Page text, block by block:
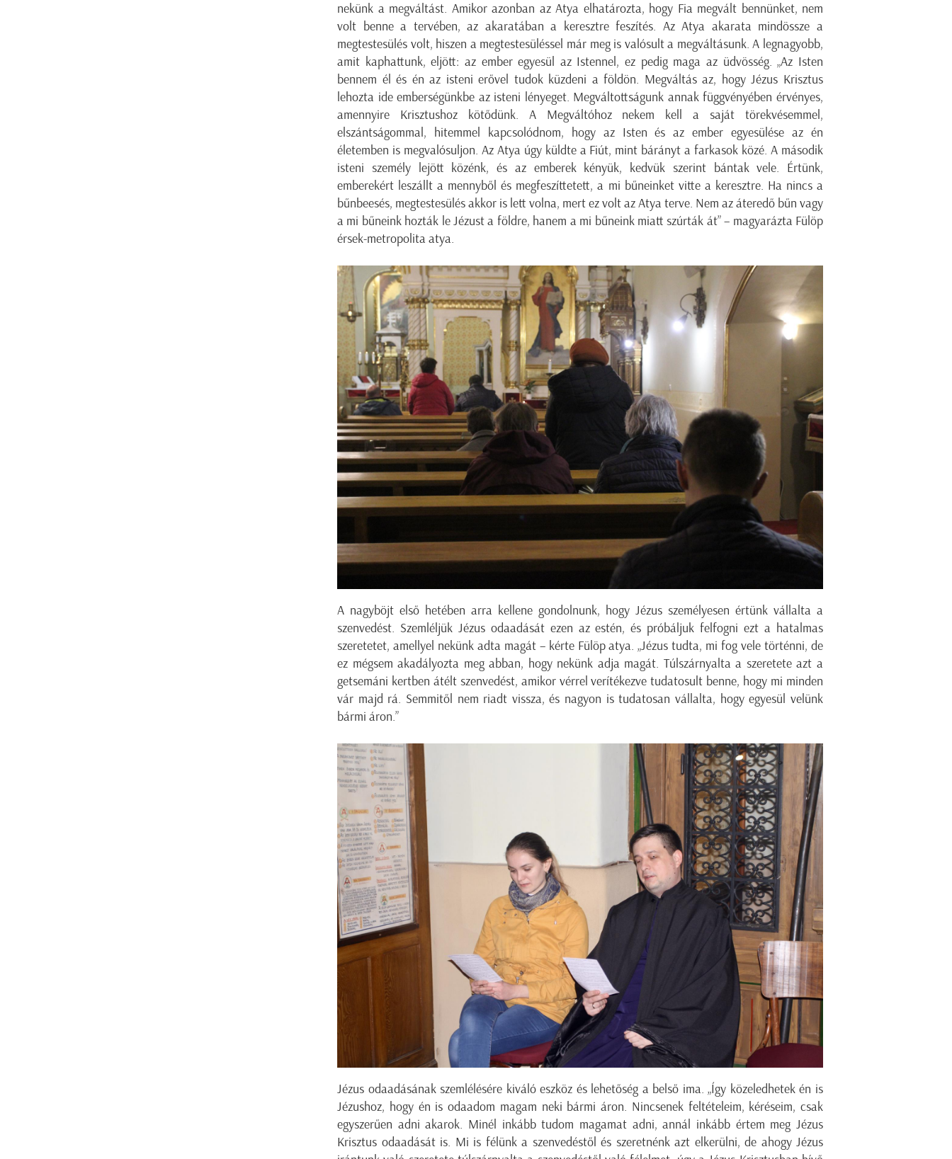
nekünk a megváltást. Amikor azonban az Atya elhatározta, hogy Fia megvált bennünket, nem
volt benne a tervében, az akaratában a keresztre feszítés. Az Atya akarata mindössze a
megtestesülés volt, hiszen a megtestesüléssel már meg is valósult a megváltásunk. A legnagyobb,
amit kaphattunk, eljött: az ember egyesül az Istennel, ez pedig maga az üdvösség. „Az Isten
bennem él és én az isteni erővel tudok küzdeni a földön. Megváltás az, hogy Jézus Krisztus
lehozta ide emberségünkbe az isteni lényeget. Megváltottságunk annak függvényében érvényes,
amennyire Krisztushoz kötődünk. A Megváltóhoz nekem kell a saját törekvésemmel,
elszántságommal, hitemmel kapcsolódnom, hogy az Isten és az ember egyesülése az én
életemben is megvalósuljon. Az Atya úgy küldte a Fiút, mint bárányt a farkasok közé. A második
isteni személy lejött közénk, és az emberek kényük, kedvük szerint bántak vele. Értünk,
emberekért leszállt a mennyből és megfeszíttetett, a mi bűneinket vitte a keresztre. Ha nincs a
bűnbeesés, megtestesülés akkor is lett volna, mert ez volt az Atya terve. Nem az áteredő bűn vagy
a mi bűneink hozták le Jézust a földre, hanem a mi bűneink miatt szúrták át” – magyarázta Fülöp
érsek-metropolita atya.
A nagyböjt első hetében arra kellene gondolnunk, hogy Jézus személyesen értünk vállalta a
szenvedést. Szemléljük Jézus odaadását ezen az estén, és próbáljuk felfogni ezt a hatalmas
szeretetet, amellyel nekünk adta magát – kérte Fülöp atya. „Jézus tudta, mi fog vele történni, de
ez mégsem akadályozta meg abban, hogy nekünk adja magát. Túlszárnyalta a szeretete azt a
getsemáni kertben átélt szenvedést, amikor vérrel verítékezve tudatosult benne, hogy mi minden
vár majd rá. Semmitől nem riadt vissza, és nagyon is tudatosan vállalta, hogy egyesül velünk
bármi áron.”
Jézus odaadásának szemlélésére kiváló eszköz és lehetőség a belső ima. „Így közeledhetek én is
Jézushoz, hogy én is odaadom magam neki bármi áron. Nincsenek feltételeim, kéréseim, csak
egyszerűen adni akarok. Minél inkább tudom magamat adni, annál inkább értem meg Jézus
Krisztus odaadását is. Mi is félünk a szenvedéstől és szeretnénk azt elkerülni, de ahogy Jézus